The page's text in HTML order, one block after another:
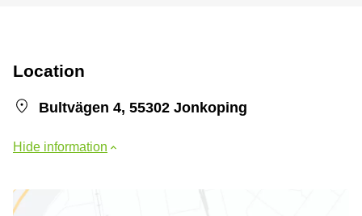
Location
Bultvägen 4, 55302 Jonkoping
Hide information